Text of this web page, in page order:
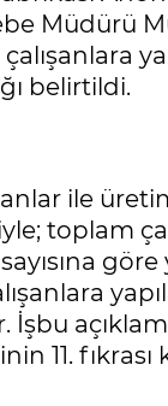
Müdürü
belirtildi.
ile
toplam
göre
11. fıkrası